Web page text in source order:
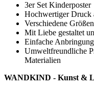
3er Set Kinderposter
Hochwertiger Druck
Verschiedene
Mit Liebe gestaltet
Einfache
Umweltfreundliche
Materialien
WANDKIND - Kunst &